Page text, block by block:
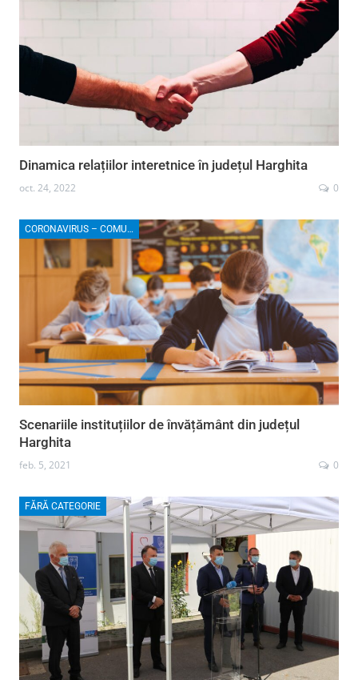
Dinamica relațiilor interetnice în județul Harghita
oct. 24, 2022 0
CORONAVIRUS – COMUNICATE, ȘTIRI
Scenariile instituțiilor de învățământ din județul
Harghita
feb. 5, 2021 0
FĂRĂ CATEGORIE